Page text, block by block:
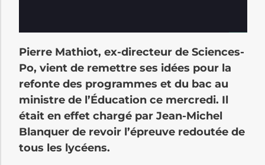
Pierre Mathiot, ex-directeur de Sciences-
Po, vient de remettre ses idées pour la
refonte des programmes et du bac au
ministre de l’Éducation ce mercredi. Il
était en effet chargé par Jean-Michel
Blanquer de revoir l’épreuve redoutée de
tous les lycéens.